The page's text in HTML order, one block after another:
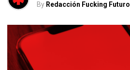
By Redacción Fucking Futuro